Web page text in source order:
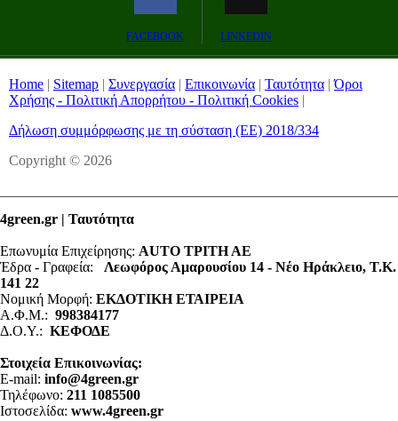
FACEBOOK LINKEDIN
Home | Sitemap | Συνεργασία | Επικοινωνία | Ταυτότητα |Όροι
Χρήσης - Πολιτική Απορρήτου - Πολιτική Cookies |
Δήλωση συμμόρφωσης με τη σύσταση (ΕΕ) 2018/334
Copyright © 2026
4green.gr | Ταυτότητα
Επωνυμία Επιχείρησης: AUTO ΤΡΙΤΗ ΑΕ
Έδρα - Γραφεία: Λεωφόρος Αμαρουσίου 14 - Νέο Ηράκλειο, Τ.Κ.
141 22
Νομική Μορφή: ΕΚΔΟΤΙΚΗ ΕΤΑΙΡΕΙΑ
Α.Φ.Μ.: 998384177
Δ.Ο.Υ.: ΚΕΦΟΔΕ
Στοιχεία Επικοινωνίας:
E-mail: info@4green.gr
Τηλέφωνο: 211 1085500
Ιστοσελίδα: www.4green.gr